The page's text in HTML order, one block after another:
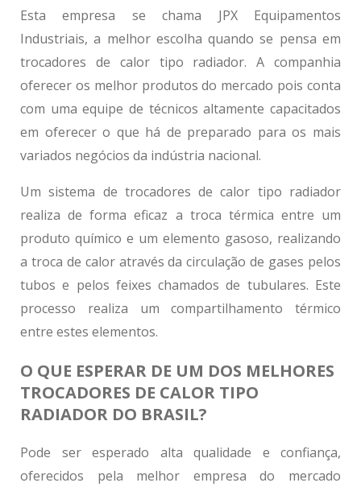
Esta empresa se chama JPX Equipamentos
Industriais, a melhor escolha quando se pensa em
trocadores de calor tipo radiador. A companhia
oferecer os melhor produtos do mercado pois conta
com uma equipe de técnicos altamente capacitados
em oferecer o que há de preparado para os mais
variados negócios da indústria nacional.
Um sistema de trocadores de calor tipo radiador
realiza de forma eficaz a troca térmica entre um
produto químico e um elemento gasoso, realizando
a troca de calor através da circulação de gases pelos
tubos e pelos feixes chamados de tubulares. Este
processo realiza um compartilhamento térmico
entre estes elementos.
O QUE ESPERAR DE UM DOS MELHORES
TROCADORES DE CALOR TIPO
RADIADOR DO BRASIL?
Pode ser esperado alta qualidade e confiança,
oferecidos pela melhor empresa do mercado